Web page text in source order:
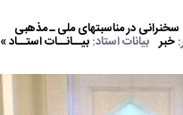
سخنرانی در مناسبتهای ملی ـ مذهبی
خبر بیانات استاد:بیــانــات استــاد »